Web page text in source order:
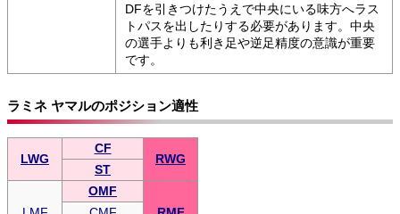
DFを引きつけたうえで中央にいる味方へラス
トパスを出したりする必要があります。中央
の選手よりも利き足や逆足精度の意識が重要
です。
ラミネ ヤマルのポジション適性
LWG
CF
RWG
ST
OMF